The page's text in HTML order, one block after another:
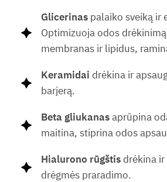
Glicerinas palaiko sveiką ir
Optimizuoja odos
membranas ir lipidus,
Keramidai drėkina ir
barjerą.
Beta gliukanasaprūpina
maitina, stiprina odos
Hialurono rūgštis drėkina
drėgmės praradimo.